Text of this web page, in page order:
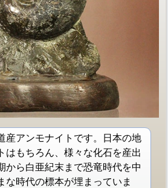
産アンモナイトです。日本の地
はもちろん、様々な化石を産出
から白亜紀末まで恐竜時代を中
な時代の標本が埋まっていま